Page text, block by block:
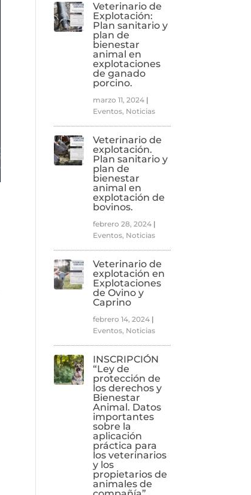
Veterinario de
Explotación:
Plan sanitario y
plan de
bienestar
animal en
explotaciones
de ganado
porcino.
marzo 11, 2024 |
Eventos, Noticias
Veterinario de
explotación.
Plan sanitario y
plan de
bienestar
animal en
explotación de
bovinos.
febrero 28, 2024 |
Eventos, Noticias
Veterinario de
explotación en
Explotaciones
de Ovino y
Caprino
febrero 14, 2024 |
Eventos, Noticias
INSCRIPCIÓN
“Ley de
protección de
los derechos y
Bienestar
Animal. Datos
importantes
sobre la
aplicación
práctica para
los veterinarios
y los
propietarios de
animales de